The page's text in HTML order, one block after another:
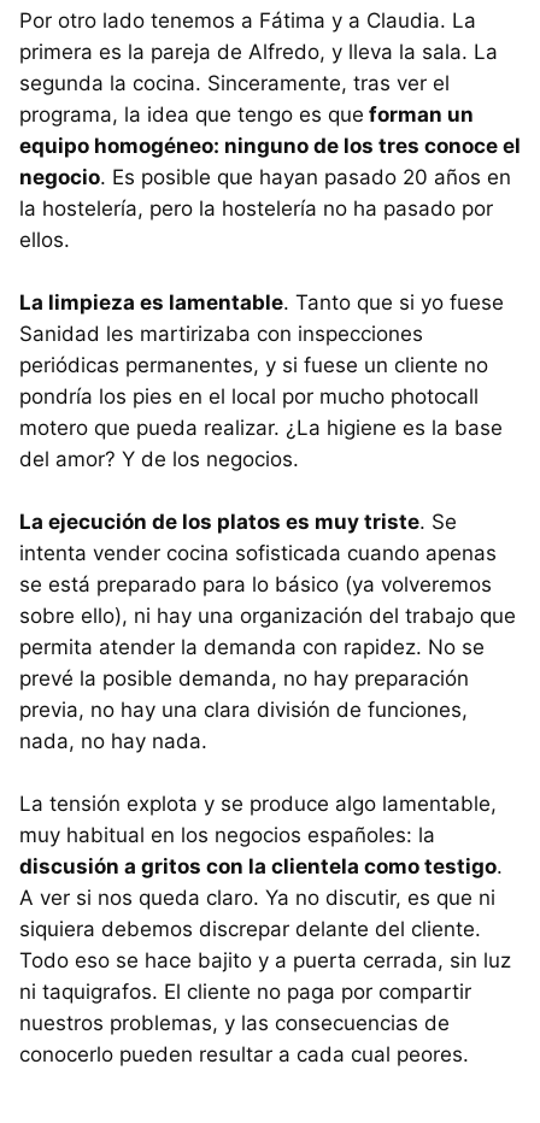
Por otro lado tenemos a Fátima y a Claudia. La
primera es la pareja de Alfredo, y lleva la sala. La
segunda la cocina. Sinceramente, tras ver el
programa, la idea que tengo es que forman un
equipo homogéneo: ninguno de los tres conoce el
negocio. Es posible que hayan pasado 20 años en
la hostelería, pero la hostelería no ha pasado por
ellos.
La limpieza es lamentable. Tanto que si yo fuese
Sanidad les martirizaba con inspecciones
periódicas permanentes, y si fuese un cliente no
pondría los pies en el local por mucho photocall
motero que pueda realizar. ¿La higiene es la base
del amor? Y de los negocios.
La ejecución de los platos es muy triste. Se
intenta vender cocina sofisticada cuando apenas
se está preparado para lo básico (ya volveremos
sobre ello), ni hay una organización del trabajo que
permita atender la demanda con rapidez. No se
prevé la posible demanda, no hay preparación
previa, no hay una clara división de funciones,
nada, no hay nada.
La tensión explota y se produce algo lamentable,
muy habitual en los negocios españoles: la
discusión a gritos con la clientela como testigo.
A ver si nos queda claro. Ya no discutir, es que ni
siquiera debemos discrepar delante del cliente.
Todo eso se hace bajito y a puerta cerrada, sin luz
ni taquigrafos. El cliente no paga por compartir
nuestros problemas, y las consecuencias de
conocerlo pueden resultar a cada cual peores.